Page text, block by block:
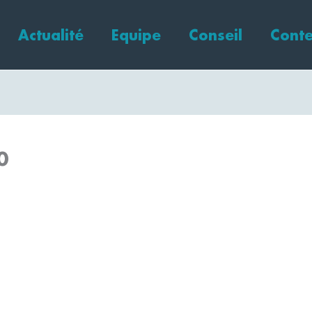
Actualité Equipe Conseil